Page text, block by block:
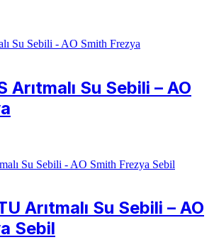
Su Sebili – AO
Arıtmalı Su Sebili – AO
Sebil